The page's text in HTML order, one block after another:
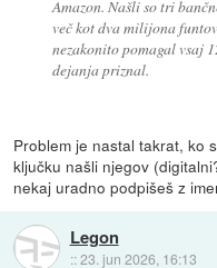
Amazon. Našli so tri
več kot dva milijona
nezakonito pomagal vsaj
dejanja priznal.
Problem je nastal takrat, ko
ključku našli njegov
nekaj uradno podpišeš z
Legon
::23. jun 2026, 16:13